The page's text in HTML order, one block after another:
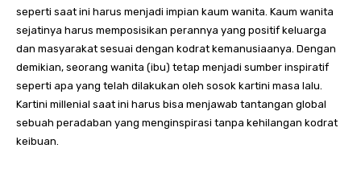
seperti saat ini harus menjadi impian kaum wanita. Kaum wanita
sejatinya harus memposisikan perannya yang positif keluarga
dan masyarakat sesuai dengan kodrat kemanusiaanya. Dengan
demikian, seorang wanita (ibu) tetap menjadi sumber inspiratif
seperti apa yang telah dilakukan oleh sosok kartini masa lalu.
Kartini millenial saat ini harus bisa menjawab tantangan global
sebuah peradaban yang menginspirasi tanpa kehilangan kodrat
keibuan.